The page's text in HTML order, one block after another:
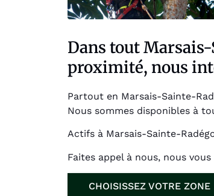
Dans tout
proximité, nous
Partout en Marsais-Sainte-
Nous sommes disponibles à
Actifs à Marsais-Sainte-
Faites appel à nous, nous
CHOISISSEZ VOTRE